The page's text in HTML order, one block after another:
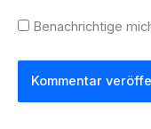
Benachrichtige